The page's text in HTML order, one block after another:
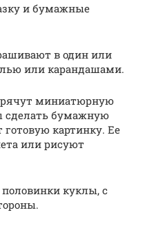
и бумажные
в один или
или карандашами.
миниатюрную
сделать бумажную
картинку. Ее
или рисуют
куклы, с